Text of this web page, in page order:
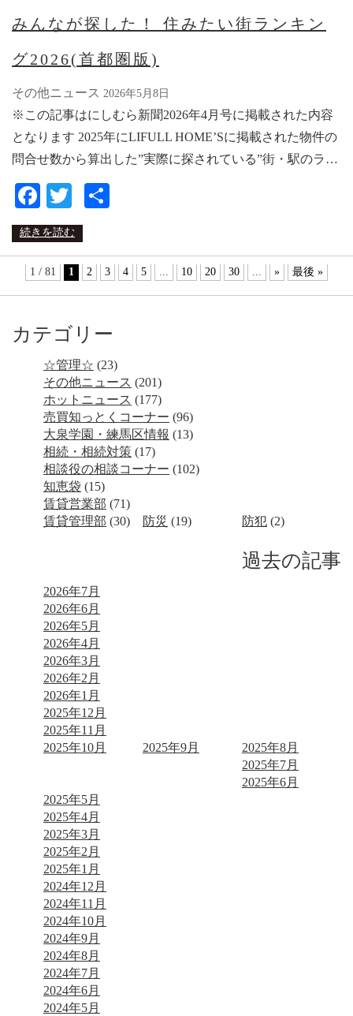
みんなが探した！ 住みたい街ランキン
グ2026(首都圏版)
その他ニュース 2026年5月8日
※この記事はにしむら新聞2026年4月号に掲載された内容
となります 2025年にLIFULL HOME’Sに掲載された物件の
問合せ数から算出した”実際に探されている”街・駅のラ…
Facebook
Twitter
続きを読む
1 / 81 1 2 3 4 5 ... 10 20 30 ... » 最後 »
カテゴリー
☆管理☆ (23)
その他ニュース (201)
ホットニュース (177)
売買知っとくコーナー (96)
大泉学園・練馬区情報 (13)
相続・相続対策 (17)
相談役の相談コーナー (102)
知恵袋 (15)
賃貸営業部 (71)
賃貸管理部 (30) 防災 (19) 防犯 (2)
過去の記事
2026年7月
2026年6月
2026年5月
2026年4月
2026年3月
2026年2月
2026年1月
2025年12月
2025年11月
2025年10月
2025年9月
2025年8月
2025年7月
2025年6月
2025年5月
2025年4月
2025年3月
2025年2月
2025年1月
2024年12月
2024年11月
2024年10月
2024年9月
2024年8月
2024年7月
2024年6月
2024年5月